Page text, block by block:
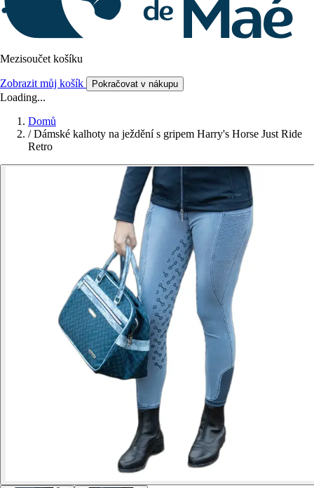
Mezisoučet košíku
Zobrazit můj košík Pokračovat v nákupu
Loading...
Domů
/ Dámské kalhoty na ježdění s gripem Harry's Horse Just Ride
Retro